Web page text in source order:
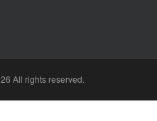
All rights reserved.